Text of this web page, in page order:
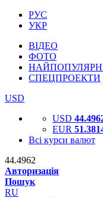
РУС
УКР
ВІДЕО
ФОТО
СПЕЦПРОЕКТИ
USD
USD
EUR
Всі курси валют
44.4962
Авторизація
Пошук
RU